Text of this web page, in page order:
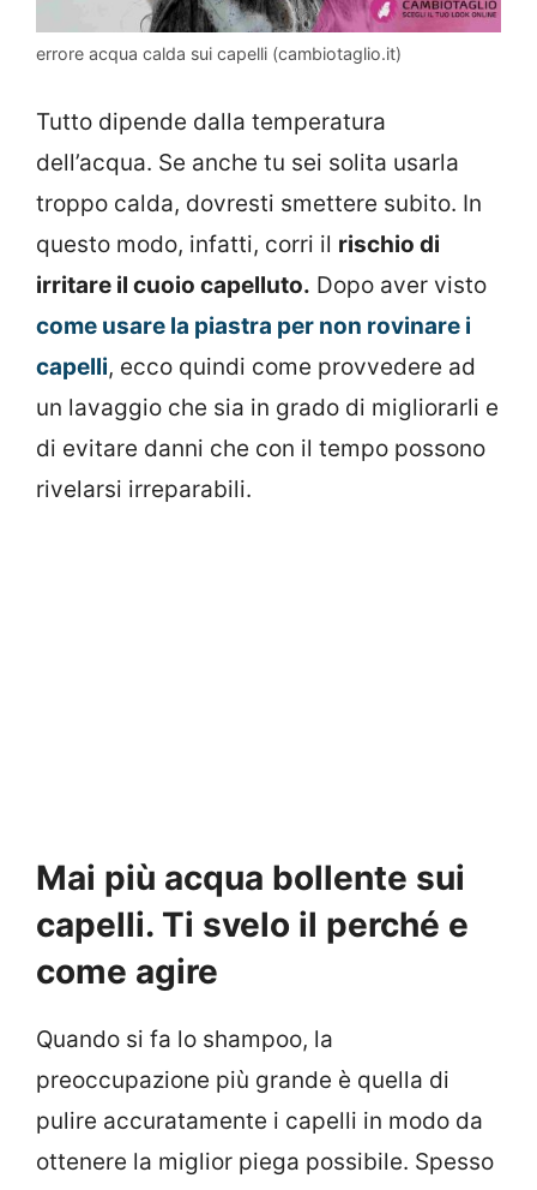
errore acqua calda sui capelli (cambiotaglio.it)
Tutto dipende dalla temperatura
dell’acqua. Se anche tu sei solita usarla
troppo calda, dovresti smettere subito. In
questo modo, infatti, corri il rischio di
irritare il cuoio capelluto. Dopo aver visto
come usare la piastra per non rovinare i
capelli, ecco quindi come provvedere ad
un lavaggio che sia in grado di migliorarli e
di evitare danni che con il tempo possono
rivelarsi irreparabili.
Mai più acqua bollente sui
capelli. Ti svelo il perché e
come agire
Quando si fa lo shampoo, la
preoccupazione più grande è quella di
pulire accuratamente i capelli in modo da
ottenere la miglior piega possibile. Spesso